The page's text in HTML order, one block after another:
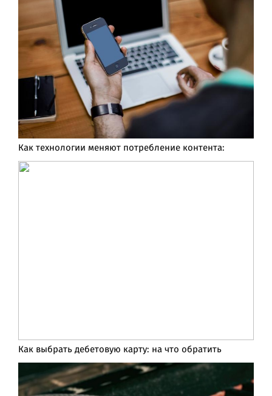
Как технологии меняют потребление контента:
Как выбрать дебетовую карту: на что обратить